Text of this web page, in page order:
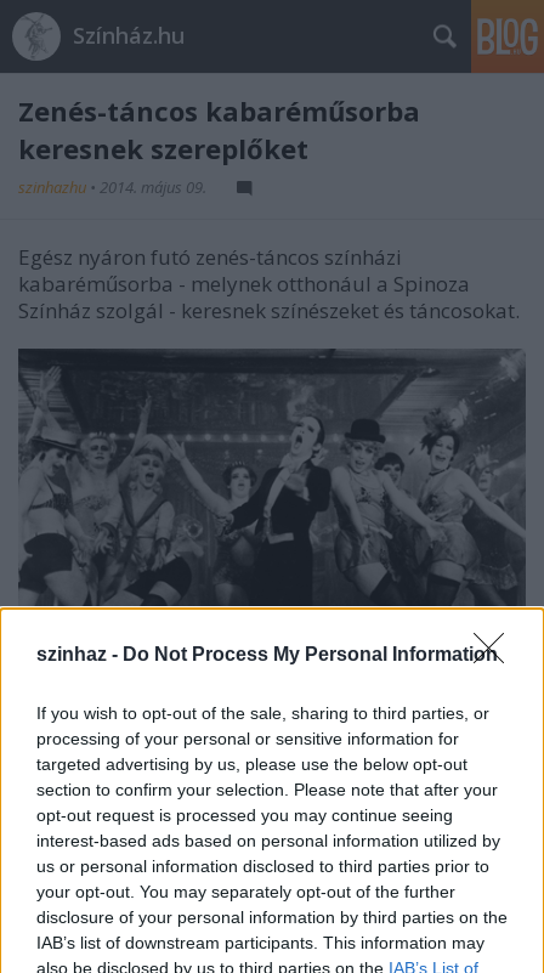
szinhaz - Do Not Process My Personal Information
If you wish to opt-out of the sale, sharing to third parties, or
processing of your personal or sensitive information for
targeted advertising by us, please use the below opt-out
section to confirm your selection. Please note that after your
opt-out request is processed you may continue seeing
interest-based ads based on personal information utilized by
us or personal information disclosed to third parties prior to
your opt-out. You may separately opt-out of the further
disclosure of your personal information by third parties on the
IAB’s list of downstream participants. This information may
also be disclosed by us to third parties on the IAB’s List of
Színház.hu
Zenés-táncos kabaréműsorba
keresnek szereplőket
szinhazhu • 2014. május 09.
Egész nyáron futó zenés-táncos színházi
kabaréműsorba - melynek otthonául a Spinoza
Színház szolgál - keresnek színészeket és táncosokat.
A következő szerepkörökbe hirdetnek felvételt:
- Konferanszié; 35-40 év közötti, angolul jól beszélő,
énekelni tudó, jó improvizációs készséggel
rendelkező férfi színész